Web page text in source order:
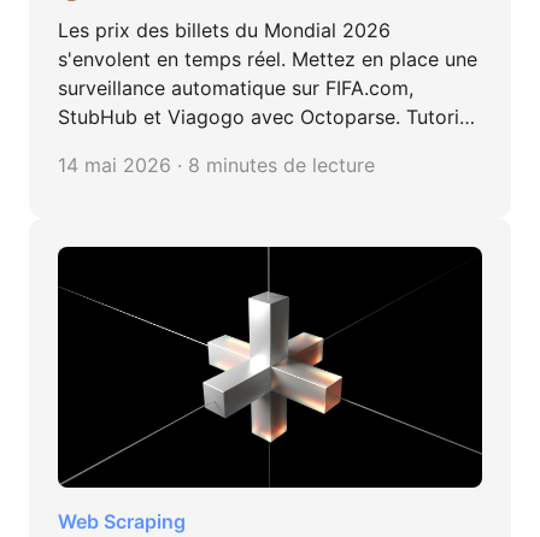
Les prix des billets du Mondial 2026
s'envolent en temps réel. Mettez en place une
surveillance automatique sur FIFA.com,
StubHub et Viagogo avec Octoparse. Tutoriel
14 mai 2026 · 8 minutes de lecture
Web Scraping